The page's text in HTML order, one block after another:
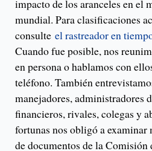
impacto de los aranceles en el
mundial. Para clasificaciones
consulte el rastreador en
Cuando fue posible, nos
en persona o hablamos con
teléfono. También
manejadores, administradores
financieros, rivales, colegas y
fortunas nos obligó a
de documentos de la